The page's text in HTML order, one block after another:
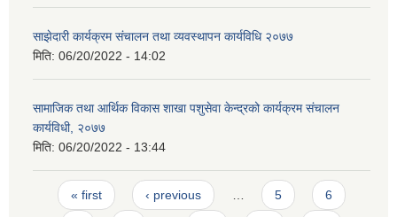
साझेदारी कार्यक्रम संचालन तथा व्यवस्थापन कार्यविधि २०७७
मिति: 06/20/2022 - 14:02
सामाजिक तथा आर्थिक विकास शाखा पशुसेवा केन्द्रको कार्यक्रम संचालन
कार्यविधी, २०७७
मिति: 06/20/2022 - 13:44
Pages
« first ‹ previous … 5 6